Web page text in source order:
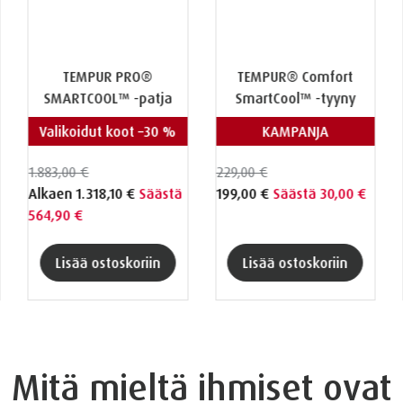
TEMPUR PRO®
SMARTCOOL™ -patja
Valikoidut koot –30 %
1.883,00 €
Alkaen 1.318,10 € Säästä
564,90 €
Lisää ostoskoriin
TEMPUR® Comfort
SmartCool™ -tyyny
KAMPANJA
229,00 €
199,00 € Säästä 30,00 €
Lisää ostoskoriin
Mitä mieltä ihmiset ovat